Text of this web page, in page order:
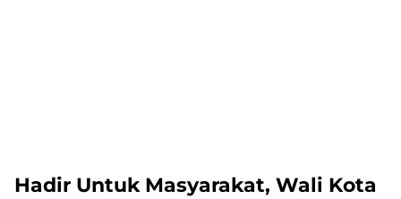
Hadir Untuk Masyarakat, Wali Kota